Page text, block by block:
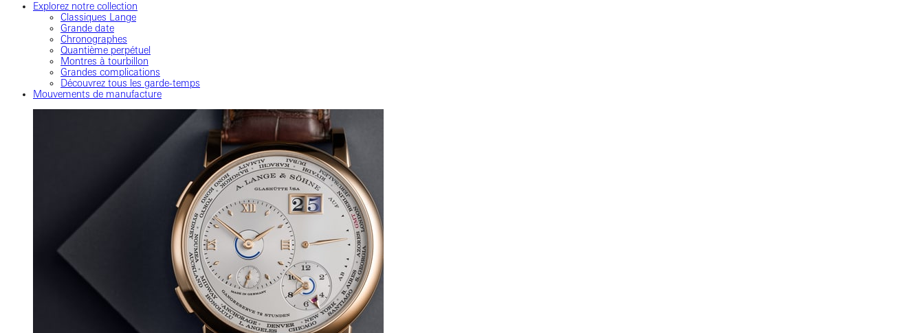
Explorez notre collection
Classiques Lange
Grande date
Chronographes
Quantième perpétuel
Montres à tourbillon
Grandes complications
Découvrez tous les garde-temps
Mouvements de manufacture